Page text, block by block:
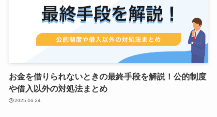
お金を借りられないときの最終手段を解説！公的制度
や借入以外の対処法まとめ
2025.06.24